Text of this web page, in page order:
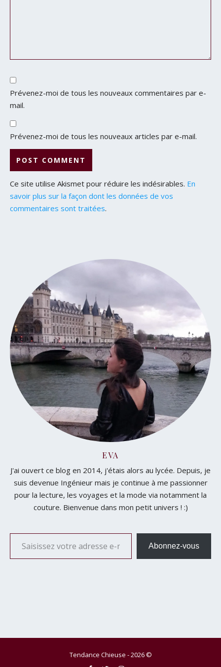
Prévenez-moi de tous les nouveaux commentaires par e-
mail.
Prévenez-moi de tous les nouveaux articles par e-mail.
Ce site utilise Akismet pour réduire les indésirables. En
savoir plus sur la façon dont les données de vos
commentaires sont traitées.
EVA
J'ai ouvert ce blog en 2014, j'étais alors au lycée. Depuis, je
suis devenue Ingénieur mais je continue à me passionner
pour la lecture, les voyages et la mode via notamment la
couture. Bienvenue dans mon petit univers ! :)
Saisissez votre adresse e-mail…
Abonnez-vous
Tendance Chieuse - 2026 ©